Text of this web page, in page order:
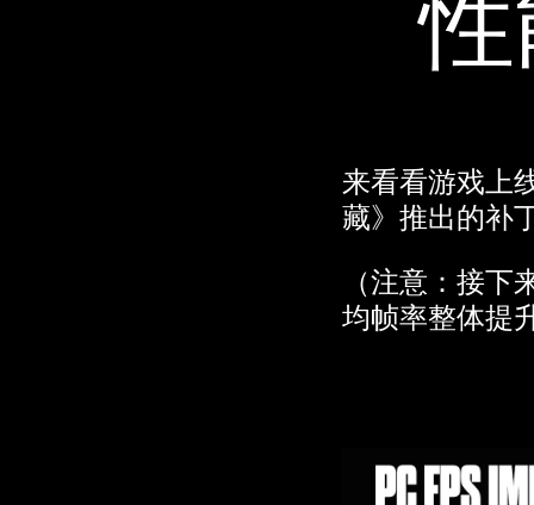
点击播
放，即意
的隐私政
策以及将
数据传输
至 Google
服务器。
来看看游戏上
藏》推出的补
（注意：接下
均帧率整体提升